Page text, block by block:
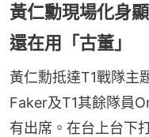
黃仁勳現場化身
還在用「古董」
黃仁勳抵達T1戰隊主
Faker及T1其餘隊員
有出席。在台上台下